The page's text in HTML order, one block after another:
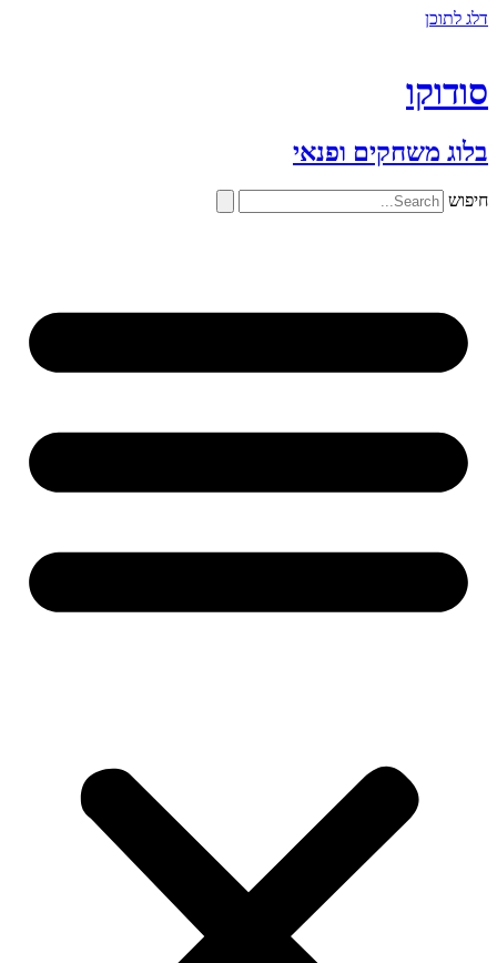
דלג לתוכן
סודוקו
בלוג משחקים ופנאי
חיפוש